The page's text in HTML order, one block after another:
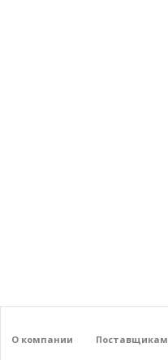
О компании Поставщикам